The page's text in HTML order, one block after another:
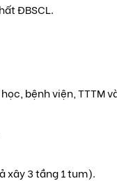
ĐBSCL.
bệnh viện, TTTM
xây 3 tầng 1 tum).